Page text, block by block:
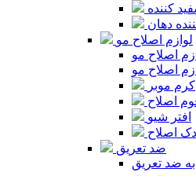
کننده
دهان
لوازم اصلاح مو
اصلاح مو
اصلاح مو
کرم موبر
اصلاح
افتر شیو
اصلاح
ضد تعریق
ضد تعریق